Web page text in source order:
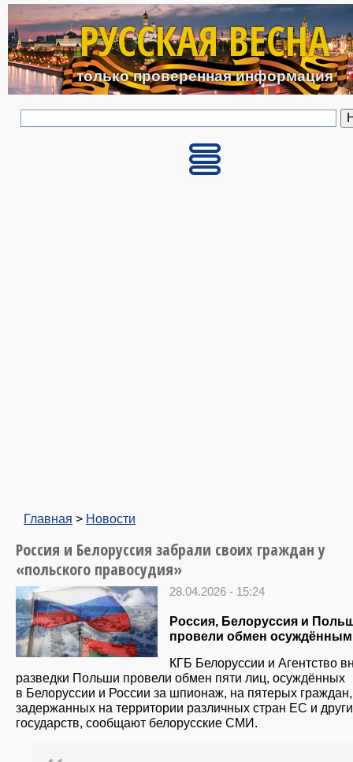
Перейти к основному
РУССКАЯ ВЕСНА
только проверенная информация
Главная > Новости
Россия и Белоруссия забрали своих граждан у
«польского правосудия»
28.04.2026 - 15:24
Россия, Белоруссия и
провели обмен
КГБ Белоруссии и Агентство
разведки Польши провели обмен пяти лиц, осуждённых
в Белоруссии и России за шпионаж, на пятерых граждан,
задержанных на территории различных стран ЕС и
государств, сообщают белорусские СМИ.